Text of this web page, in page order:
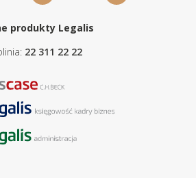
produkty Legalis
22 311 22 22